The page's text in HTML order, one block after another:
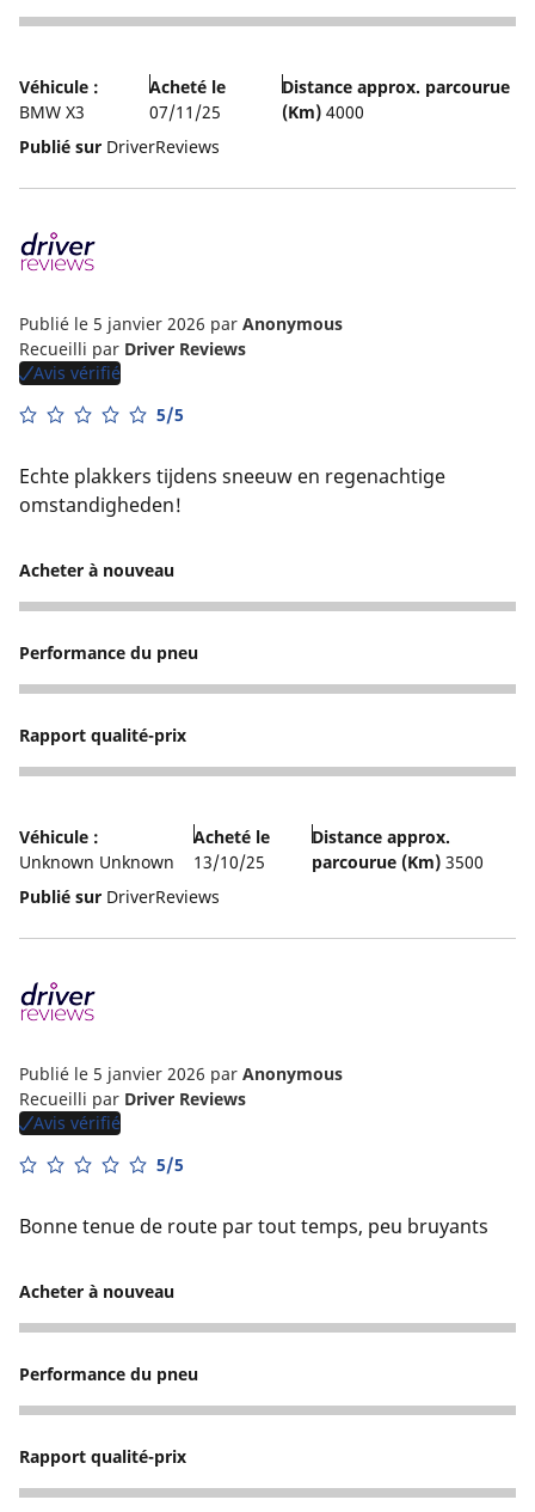
4
Véhicule :
BMW X3
Acheté le
07/11/25
Distance approx. parcourue
(Km) 4000
Publié sur DriverReviews
Publié le 5 janvier 2026 par Anonymous
Recueilli par Driver Reviews
Avis vérifié
5/5
Echte plakkers tijdens sneeuw en regenachtige
omstandigheden!
Acheter à nouveau
5
Performance du pneu
5
Rapport qualité-prix
4
Véhicule :
Unknown Unknown
Acheté le
13/10/25
Distance approx.
parcourue (Km) 3500
Publié sur DriverReviews
Publié le 5 janvier 2026 par Anonymous
Recueilli par Driver Reviews
Avis vérifié
5/5
Bonne tenue de route par tout temps, peu bruyants
Acheter à nouveau
5
Performance du pneu
3
Rapport qualité-prix
4